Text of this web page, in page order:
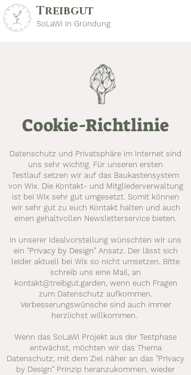
Treibgut
SoLaWi in Gründung
Cookie-Richtlinie
Datenschutz und Privatsphäre im Internet sind
uns sehr wichtig. Für unseren ersten
Testlauf setzen wir auf das Baukastensystem
von Wix. Die Kontakt- und Mitgliederverwaltung
ist bei Wix sehr gut umgesetzt. Somit können
wir sehr gut zu euch Kontakt halten und auch
einen gehaltvollen Newsletterservice bieten.
In unserer Idealvorstellung wünschten wir uns
ein "Privacy by Design" Ansatz. Der lässt sich
leider aktuell bei Wix so nicht umsetzen. Bitte
schreib uns eine Mail, an
kontakt@treibgut.garden, wenn euch Fragen
zum Datenschutz aufkommen.
Verbesserungswünsche sind auch immer
herzlichst willkommen.
Wenn das SoLaWi Projekt aus der Testphase
entwächst, möchten wir das Thema
Datenschutz, mit dem Ziel näher an das "Privacy
by Design" Prinzip heranzukommen, wieder